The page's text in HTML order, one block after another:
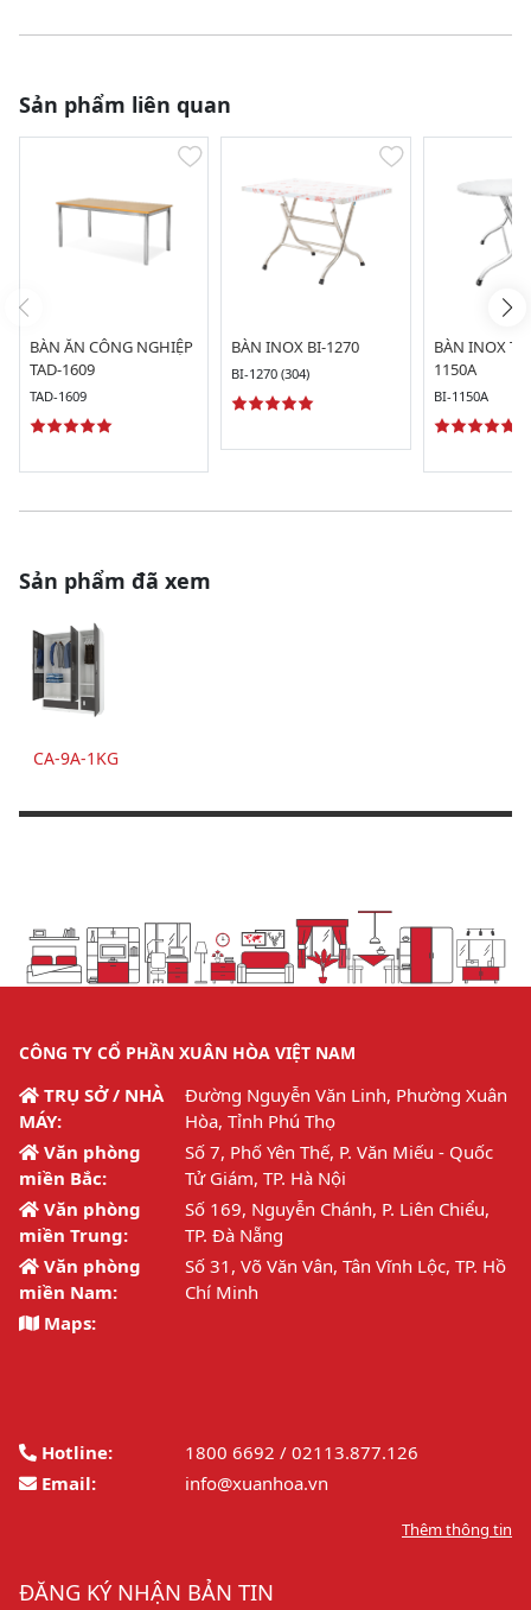
Sản phẩm liên quan
BÀN ĂN CÔNG NGHIỆP
TAD-1609
TAD-1609
BÀN INOX BI-1270
BI-1270 (304)
BÀN INOX
1150A
BI-1150A
Sản phẩm đã xem
CA-9A-1KG
CÔNG TY CỔ PHẦN XUÂN HÒA VIỆT NAM
TRỤ SỞ / NHÀ
MÁY:
Đường Nguyễn Văn Linh, Phường Xuân
Hòa, Tỉnh Phú Thọ
Văn phòng
miền Bắc:
Số 7, Phố Yên Thế, P. Văn Miếu - Quốc
Tử Giám, TP. Hà Nội
Văn phòng
miền Trung:
Số 169, Nguyễn Chánh, P. Liên Chiểu,
TP. Đà Nẵng
Văn phòng
miền Nam:
Số 31, Võ Văn Vân, Tân Vĩnh Lộc, TP. Hồ
Chí Minh
Maps:
Hotline:
1800 6692 / 02113.877.126
Email:
info@xuanhoa.vn
Thêm thông tin
ĐĂNG KÝ NHẬN BẢN TIN